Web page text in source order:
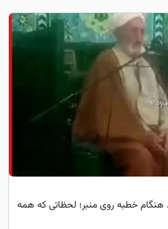
هنگام خطبه روی منبر؛ لحظاتی که همه